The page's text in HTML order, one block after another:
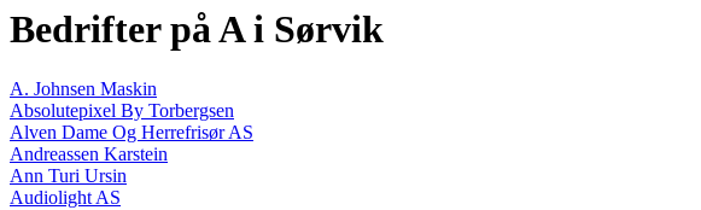
Bedrifter på A i Sørvik
A. Johnsen Maskin
Absolutepixel By Torbergsen
Alven Dame Og Herrefrisør AS
Andreassen Karstein
Ann Turi Ursin
Audiolight AS